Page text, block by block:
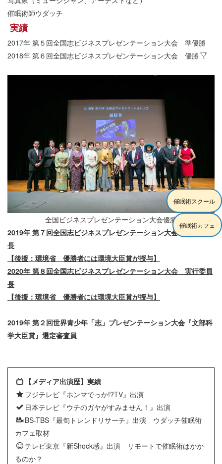
催眠術師ウダッチ
実績
2017年 第５回全国志ビジネスプレゼンテーション大会 準優勝
2018年 第６回全国志ビジネスプレゼンテーション大会 優勝
全国ビジネスプレゼンテーション大会優勝
2019年 第７回全国志ビジネスプレゼンテーション大会 実行委員
長
【後援：環境省 優勝者には環境大臣賞が授与】
2020年 第８回全国志ビジネスプレゼンテーション大会 実行委員
長
【後援：環境省 優勝者には環境大臣賞が授与】
2019年 第２回世界青少年「志」プレゼンテーション大会『文部科
学大臣賞』選定審査員
【メディア出演歴】実績
フジテレビ『ホンマでっか!?TV』出演
日本テレビ『ウチのガヤがすみません！』出演
BS-TBS『最旬トレンドリサーチ』出演 ウダッチ催眠術
カフェ取材
テレビ東京『新Shock感』出演 リモートで催眠術はかか
るのか？
催眠術スクール
催眠術カフェ